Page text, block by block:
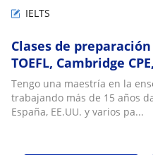
IELTS
Clases de
TOEFL, Cambridge
Tengo una maestría en la
trabajando más de 15 años
España, EE.UU. y varios pa...